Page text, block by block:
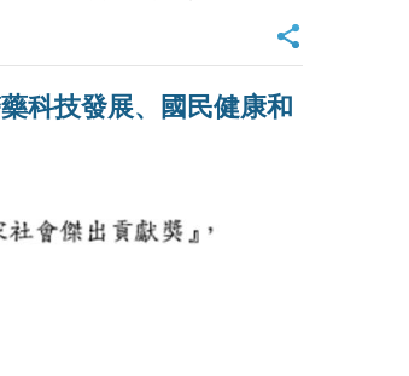
科技發展、國民健康和